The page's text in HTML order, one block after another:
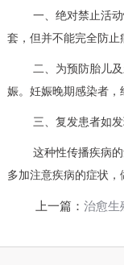
一、绝对禁止活
套，但并不能完全防止
二、为预防胎儿
娠。妊娠晚期感染者，
三、复发患者如
这种性传播疾病
多加注意疾病的症状，
上一篇： 治愈生